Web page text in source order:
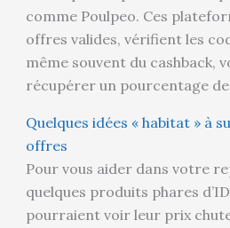
comme Poulpeo. Ces
offres valides, vérifient les
même souvent du cashback,
récupérer un pourcentage
Quelques idées « habitat » à
offres
Pour vous aider dans votre
quelques produits phares
pourraient voir leur prix